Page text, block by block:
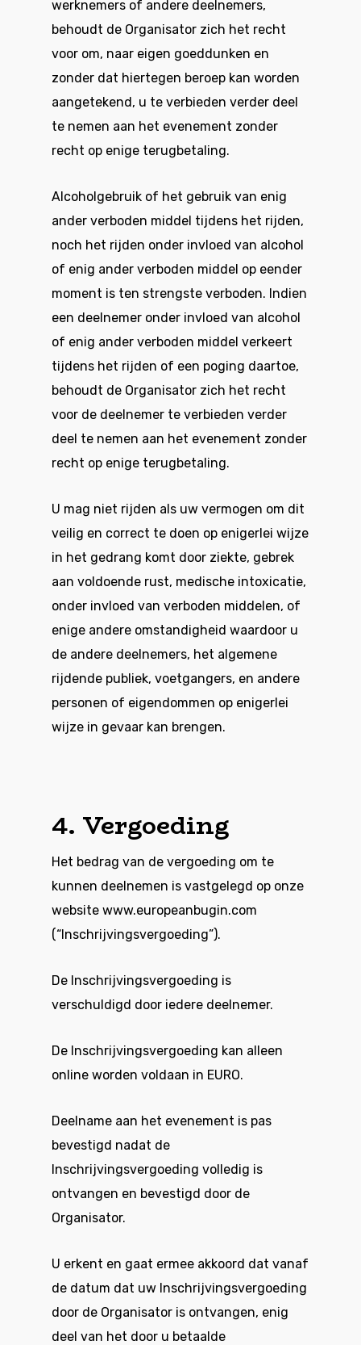
werknemers of andere deelnemers,
behoudt de Organisator zich het recht
voor om, naar eigen goeddunken en
zonder dat hiertegen beroep kan worden
aangetekend, u te verbieden verder deel
te nemen aan het evenement zonder
recht op enige terugbetaling.
Alcoholgebruik of het gebruik van enig
ander verboden middel tijdens het rijden,
noch het rijden onder invloed van alcohol
of enig ander verboden middel op eender
moment is ten strengste verboden. Indien
een deelnemer onder invloed van alcohol
of enig ander verboden middel verkeert
tijdens het rijden of een poging daartoe,
behoudt de Organisator zich het recht
voor de deelnemer te verbieden verder
deel te nemen aan het evenement zonder
recht op enige terugbetaling.
U mag niet rijden als uw vermogen om dit
veilig en correct te doen op enigerlei wijze
in het gedrang komt door ziekte, gebrek
aan voldoende rust, medische intoxicatie,
onder invloed van verboden middelen, of
enige andere omstandigheid waardoor u
de andere deelnemers, het algemene
rijdende publiek, voetgangers, en andere
personen of eigendommen op enigerlei
wijze in gevaar kan brengen.
4. Vergoeding
Het bedrag van de vergoeding om te
kunnen deelnemen is vastgelegd op onze
websitewww.europeanbugin.com
(“Inschrijvingsvergoeding”).
De Inschrijvingsvergoeding is
verschuldigd door iedere deelnemer.
De Inschrijvingsvergoeding kan alleen
online worden voldaan in EURO.
Deelname aan het evenement is pas
bevestigd nadat de
Inschrijvingsvergoeding volledig is
ontvangen en bevestigd door de
Organisator.
U erkent en gaat ermee akkoord dat vanaf
de datum dat uw Inschrijvingsvergoeding
door de Organisator is ontvangen, enig
deel van het door u betaalde